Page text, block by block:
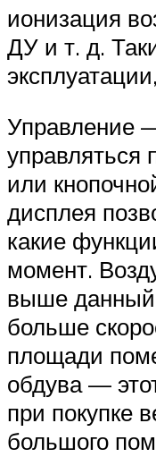
ионизация
ДУ и т. д.
Управление
управляться
или
дисплея
какие
момент.
выше данный
больше
площади
обдува —
при покупке
большого